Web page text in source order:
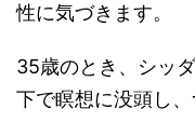
性に気づきます。
35歳のとき、シッ
下で瞑想に没頭し、